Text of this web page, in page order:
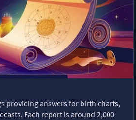
providing answers for birth charts,
Each report is around 2,000